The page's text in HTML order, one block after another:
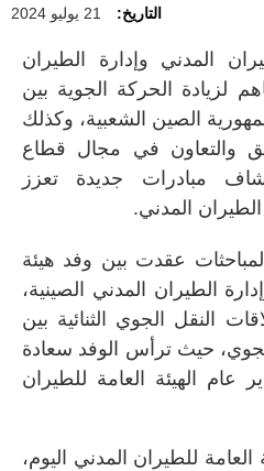
التاريخ: 21 يوليو 2024
المدني وإدارة الطيران
لزيادة الحركة الجوية بين
الصين الشعبية، وكذلك
والتعاون في مجال قطاع
مبادرات جديدة تعزز
الطيران المدني.
عقدت بين وفد هيئة
الطيران المدني الصينية،
النقل الجوي الثنائية بين
الجوي، حيث ترأس الوفد سعادة
الهيئة العامة للطيران
للطيران المدني اليوم،